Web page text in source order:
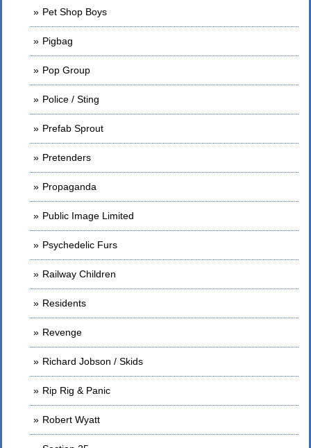
Pet Shop Boys
Pigbag
Pop Group
Police / Sting
Prefab Sprout
Pretenders
Propaganda
Public Image Limited
Psychedelic Furs
Railway Children
Residents
Revenge
Richard Jobson / Skids
Rip Rig & Panic
Robert Wyatt